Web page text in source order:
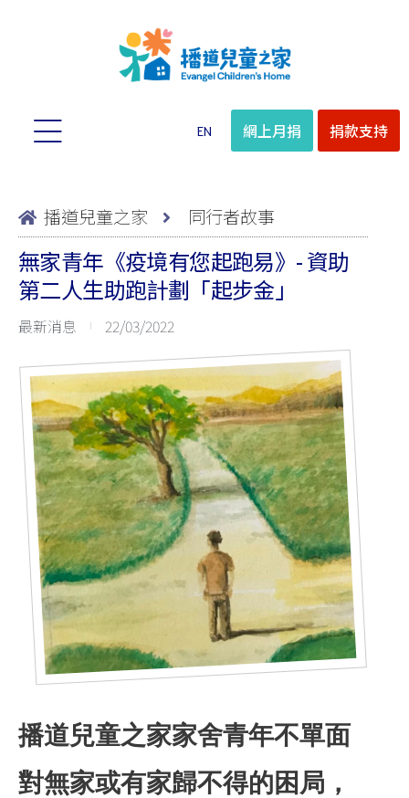
EN 網上月捐 捐款支持
播道兒童之家 同行者故事
無家青年《疫境有您起跑易》- 資助
第二人生助跑計劃「起步金」
最新消息 22/03/2022
播道兒童之家家舍青年不單面
對無家或有家歸不得的困局，
服務